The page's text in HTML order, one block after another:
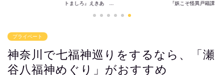
トましろ』えきあ ...
『妖こそ怪異戸籍課...
プライベート
神奈川で七福神巡りをするなら、「瀬
谷八福神めぐり」がおすすめ